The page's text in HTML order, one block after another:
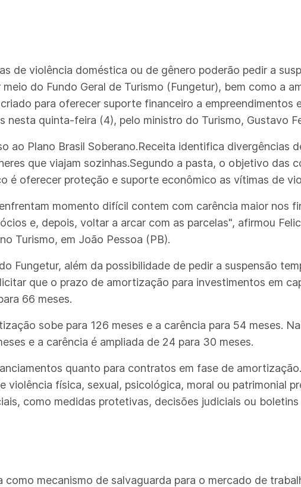
de violência doméstica ou de gênero poderão pedir a
do Fundo Geral de Turismo (Fungetur), bem como a
para oferecer suporte financeiro a empreendimentos
quinta-feira (4), pelo ministro do Turismo, Gustavo
ao Plano Brasil Soberano.Receita identifica divergências
que viajam sozinhas.Segundo a pasta, o objetivo das
é oferecer proteção e suporte econômico as vítimas de
momento difícil contem com carência maior nos
e, depois, voltar a arcar com as parcelas", afirmou
Turismo, em João Pessoa (PB).
Fungetur, além da possibilidade de pedir a suspensão
que o prazo de amortização para investimentos em
66 meses.
sobe para 126 meses e a carência para 54 meses.
e a carência é ampliada de 24 para 30 meses.
quanto para contratos em fase de
violência física, sexual, psicológica, moral ou patrimonial
como medidas protetivas, decisões judiciais ou
mecanismo de salvaguarda para o mercado de